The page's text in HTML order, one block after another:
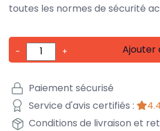
toutes les normes de sécurité
- + Ajouter
Paiement sécurisé
Service d'avis certifiés :
Conditions de livraison et